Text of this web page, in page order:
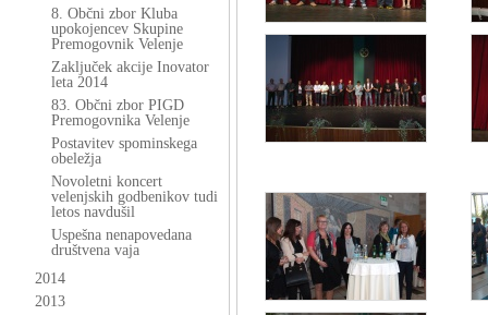
8. Občni zbor Kluba
upokojencev Skupine
Premogovnik Velenje
Zaključek akcije Inovator
leta 2014
83. Občni zbor PIGD
Premogovnika Velenje
Postavitev spominskega
obeležja
Novoletni koncert
velenjskih godbenikov tudi
letos navdušil
Uspešna nenapovedana
društvena vaja
2014
2013